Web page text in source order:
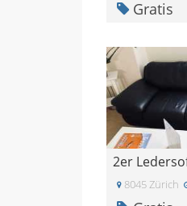
Gratis
2er
8045 Zürich